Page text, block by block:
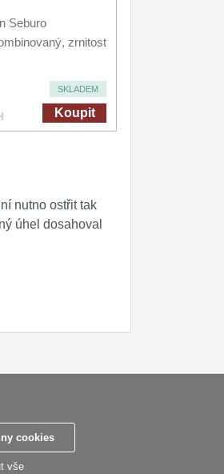
Seburo
zrnitost
SKLADEM
Koupit
nutno ostřit tak
úhel dosahoval
Nastavení souborů cookies
Seburo.cz © 2015 - 2026
cookies
vše